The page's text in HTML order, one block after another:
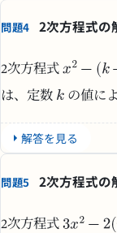
問題4 2次方程式の
2次方程式
は、定数 の値に
解答を見る
問題5 2次方程式の
2次方程式